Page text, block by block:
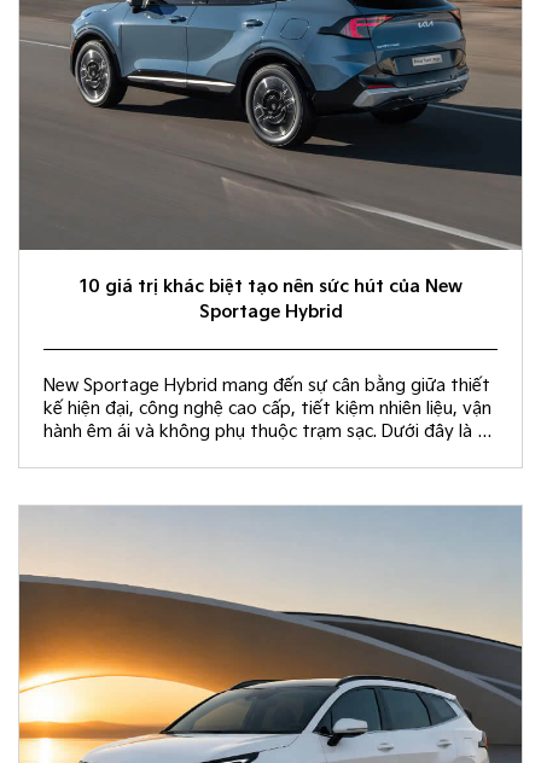
10 giá trị khác biệt tạo nên sức hút của New
Sportage Hybrid
New Sportage Hybrid mang đến sự cân bằng giữa thiết
kế hiện đại, công nghệ cao cấp, tiết kiệm nhiên liệu, vận
hành êm ái và không phụ thuộc trạm sạc. Dưới đây là 10